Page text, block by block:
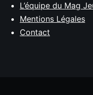
L’équipe du Mag
Mentions Légales
Contact